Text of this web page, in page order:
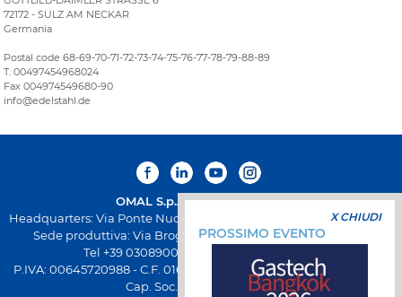
72172 - SULZ AM NECKAR
Germania
Postal code 68-69-70-71-72-73-74-75-76-77-78-79-88-89
T. 00497454968024
Fax 004974549680-90
info@edelstahl.de
OMAL S.p.A.Società Benefit
Headquarters: Via Ponte Nuovo 11, Rodengo Saiano (Brescia) Italia
Sede produttiva: Via Brognolo 12, Passirano (Brescia) Italia
Tel +39 0308900145 Fax +39 0308900423
P.IVA: 00645720988 - C.F. 01661640175 - Iscrizione REA BS-258271
Cap. Soc. € 500.000,00 I.V
X CHIUDI
PROSSIMO EVENTO